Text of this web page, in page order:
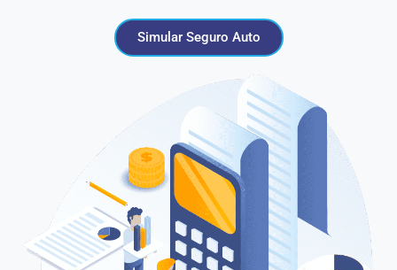
Simular Seguro Auto